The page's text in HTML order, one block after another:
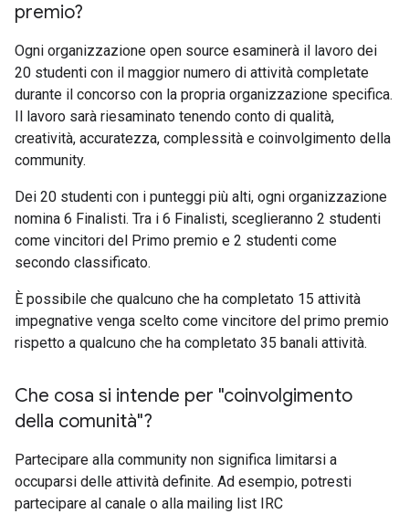
premio?
Ogni organizzazione open source esaminerà il lavoro dei
20 studenti con il maggior numero di attività completate
durante il concorso con la propria organizzazione specifica.
Il lavoro sarà riesaminato tenendo conto di qualità,
creatività, accuratezza, complessità e coinvolgimento della
community.
Dei 20 studenti con i punteggi più alti, ogni organizzazione
nomina 6 Finalisti. Tra i 6 Finalisti, sceglieranno 2 studenti
come vincitori del Primo premio e 2 studenti come
secondo classificato.
È possibile che qualcuno che ha completato 15 attività
impegnative venga scelto come vincitore del primo premio
rispetto a qualcuno che ha completato 35 banali attività.
Che cosa si intende per "coinvolgimento
della comunità"?
Partecipare alla community non significa limitarsi a
occuparsi delle attività definite. Ad esempio, potresti
partecipare al canale o alla mailing list IRC